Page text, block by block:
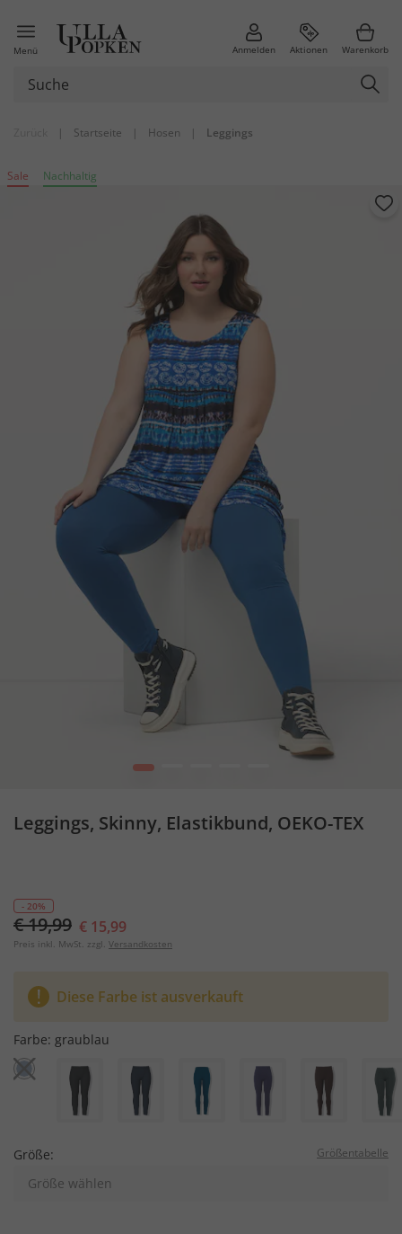
Menü Anmelden Aktionen Warenkorb
| Startseite | Hosen | Leggings
Sale Nachhaltig
1
Leggings, Skinny, Elastikbund, OEKO-TEX
- 20%
€ 19,99 € 15,99
Preis inkl. MwSt. zzgl. Versandkosten
Diese Farbe ist ausverkauft
Farbe: graublau
Größe: Größentabelle
Größe wählen